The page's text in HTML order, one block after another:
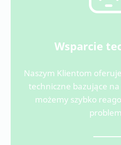
Wsparcie
Naszym Klientom
techniczne bazujące na
możemy szybko